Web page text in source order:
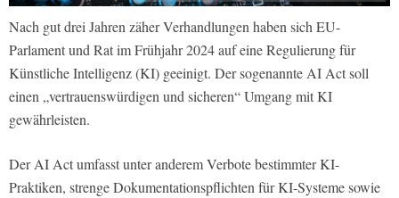
Nach gut drei Jahren zäher Verhandlungen haben sich EU-
Parlament und Rat im Frühjahr 2024 auf eine Regulierung für
Künstliche Intelligenz (KI) geeinigt. Der sogenannte AI Act soll
einen „vertrauenswürdigen und sicheren“ Umgang mit KI
gewährleisten.
Der AI Act umfasst unter anderem Verbote bestimmter KI-
Praktiken, strenge Dokumentationspflichten für KI-Systeme sowie